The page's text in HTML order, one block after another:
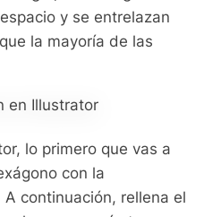
y se entrelazan
la mayoría de las
lo primero que vas a
con la
continuación, rellena el